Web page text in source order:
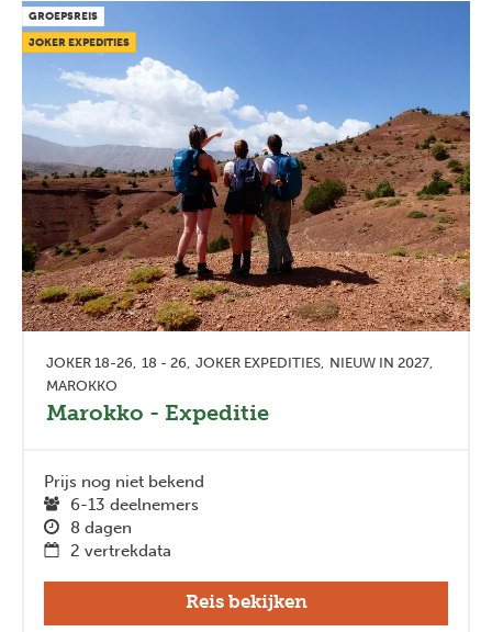
GROEPSREIS
JOKER EXPEDITIES
JOKER 18-26 18 - 26 JOKER EXPEDITIES NIEUW IN 2027
MAROKKO
Marokko - Expeditie
Prijs nog niet bekend
6-13 deelnemers
8 dagen
2 vertrekdata
Reis bekijken